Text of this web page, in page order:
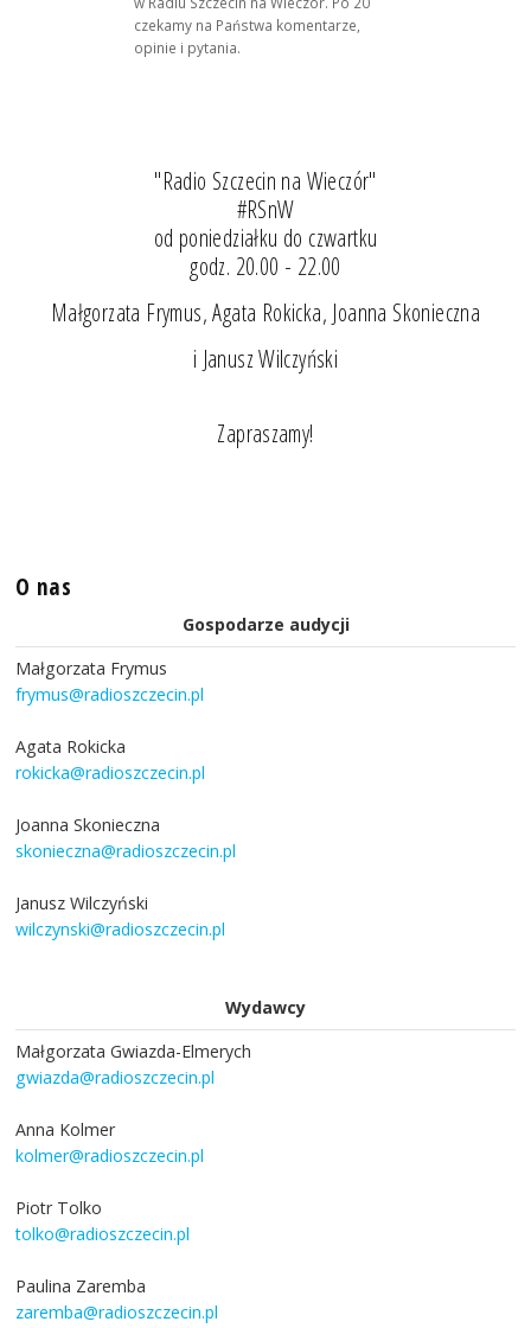
czekamy na Państwa komentarze,
opinie i pytania.
"Radio Szczecin na Wieczór"
#RSnW
od poniedziałku do czwartku
godz. 20.00 - 22.00
Małgorzata Frymus, Agata Rokicka, Joanna Skonieczna
i Janusz Wilczyński
Zapraszamy!
O nas
Gospodarze audycji
Małgorzata Frymus
frymus@radioszczecin.pl
Agata Rokicka
rokicka@radioszczecin.pl
Joanna Skonieczna
skonieczna@radioszczecin.pl
Janusz Wilczyński
wilczynski@radioszczecin.pl
Wydawcy
Małgorzata Gwiazda-Elmerych
gwiazda@radioszczecin.pl
Anna Kolmer
kolmer@radioszczecin.pl
Piotr Tolko
tolko@radioszczecin.pl
Paulina Zaremba
zaremba@radioszczecin.pl